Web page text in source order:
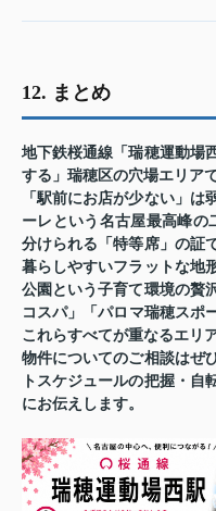
12. まとめ
地下鉄桜通線「瑞穂運動場
する」瑞穂区の穴場エリアで
「駅前にお店が少ない」
ーレという名古屋最高峰の
分けられる「特等席」の証
暮らしやすいフラットな地
公園という子育て環境の贅
コスパ」「パロマ瑞穂ス
これらすべてが重なるエリ
物件についてのご相談はぜ
トスケジュールの把握・自
にお伝えします。